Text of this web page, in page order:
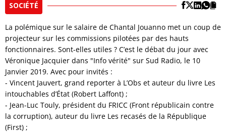
SOCIÉTÉ
La polémique sur le salaire de Chantal Jouanno met un coup de
projecteur sur les commissions pilotées par des hauts
fonctionnaires. Sont-elles utiles ? C’est le débat du jour avec
Véronique Jacquier dans "Info vérité" sur Sud Radio, le 10
Janvier 2019. Avec pour invités :
- Vincent Jauvert, grand reporter à L’Obs et auteur du livre Les
intouchables d’État (Robert Laffont) ;
- Jean-Luc Touly, président du FRICC (Front républicain contre
la corruption), auteur du livre Les recasés de la République
(First) ;